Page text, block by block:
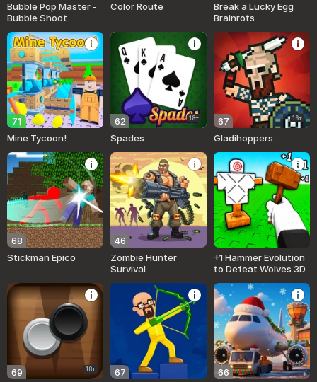
Bubble Pop Master -
Bubble Shoot
Color Route
Break a Lucky Egg
Brainrots
71
Mine Tycoon!
62 18+
Spades
67 16+
Gladihoppers
68
Stickman Epico
46
Zombie Hunter
Survival
+1 Hammer Evolution
to Defeat Wolves 3D
69 18+
67
66